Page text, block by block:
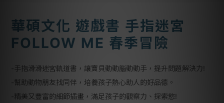
華碩文化 遊戲書 手指迷宮
FOLLOW ME 春季冒險
-手指滑滑迷宮軌道書，讓寶貝動動腦動動手，提升問題解決力!
-幫助動物朋友找同伴，培養孩子熱心助人的好品德。
-精美又豐富的細節插畫，滿足孩子的觀察力、探索慾!